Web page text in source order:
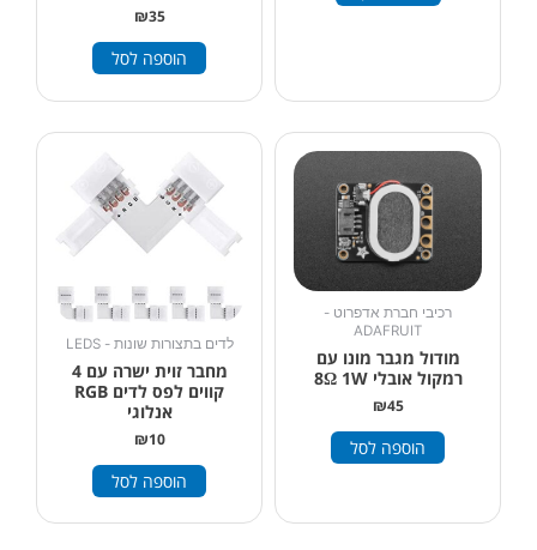
₪35
הוספה לסל
רכיבי חברת אדפרוט -
ADAFRUIT
מודול מגבר מונו עם
רמקול אובלי 8Ω 1W
₪45
הוספה לסל
לדים בתצורות שונות - LEDS
מחבר זוית ישרה עם 4
קווים לפס לדים RGB
אנלוגי
₪10
הוספה לסל